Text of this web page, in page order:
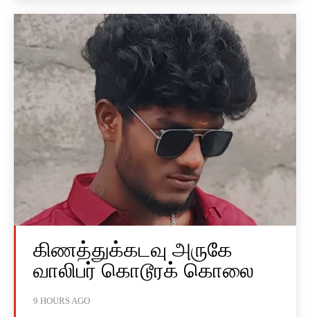
கிணத்துக்கடவு அருகே
வாலிபர் கொடூரக் கொலை
9 HOURS AGO